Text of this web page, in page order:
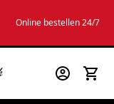
Online bestellen 24/7